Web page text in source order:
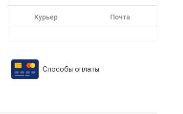
Курьер Почта
Способы оплаты